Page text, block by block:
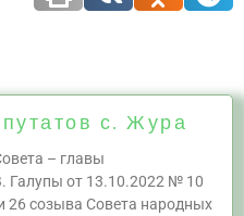
с. Жура
– главы
Галупы от 13.10.2022 № 10
26 созыва Совета народных